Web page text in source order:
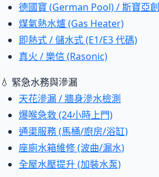
德國寶 (German Pool) / 斯寶亞創
煤氣熱水爐 (Gas Heater)
即熱式 / 儲水式 (E1/E3 代碼)
真火 / 樂信 (Rasonic)
💧 緊急水務與滲漏
天花滲漏 / 牆身滲水檢測
爆喉急救 (24小時上門)
通渠服務 (馬桶/廚房/浴缸)
座廁水箱維修 (波曲/漏水)
全屋水壓提升 (加裝水泵)